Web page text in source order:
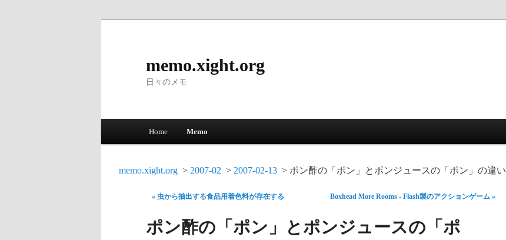
memo.xight.org
日々のメモ
Skip to primary content
Skip to secondary content
Home Memo
memo.xight.org 2007-02 2007-02-13 ポン酢の「ポン」とポンジュースの「ポン」の違い
« 虫から抽出する食品用着色料が存在する Boxhead More Rooms - Flash製のアクションゲーム »
ポン酢の「ポン」とポンジュースの「ポ